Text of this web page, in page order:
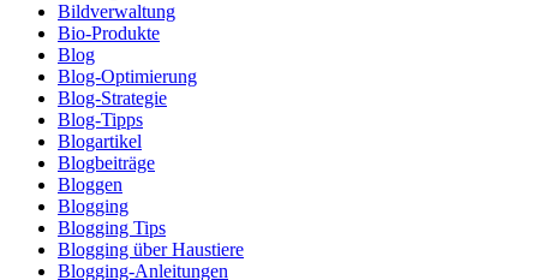
Bildverwaltung
Bio-Produkte
Blog
Blog-Optimierung
Blog-Strategie
Blog-Tipps
Blogartikel
Blogbeiträge
Bloggen
Blogging
Blogging Tips
Blogging über Haustiere
Blogging-Anleitungen